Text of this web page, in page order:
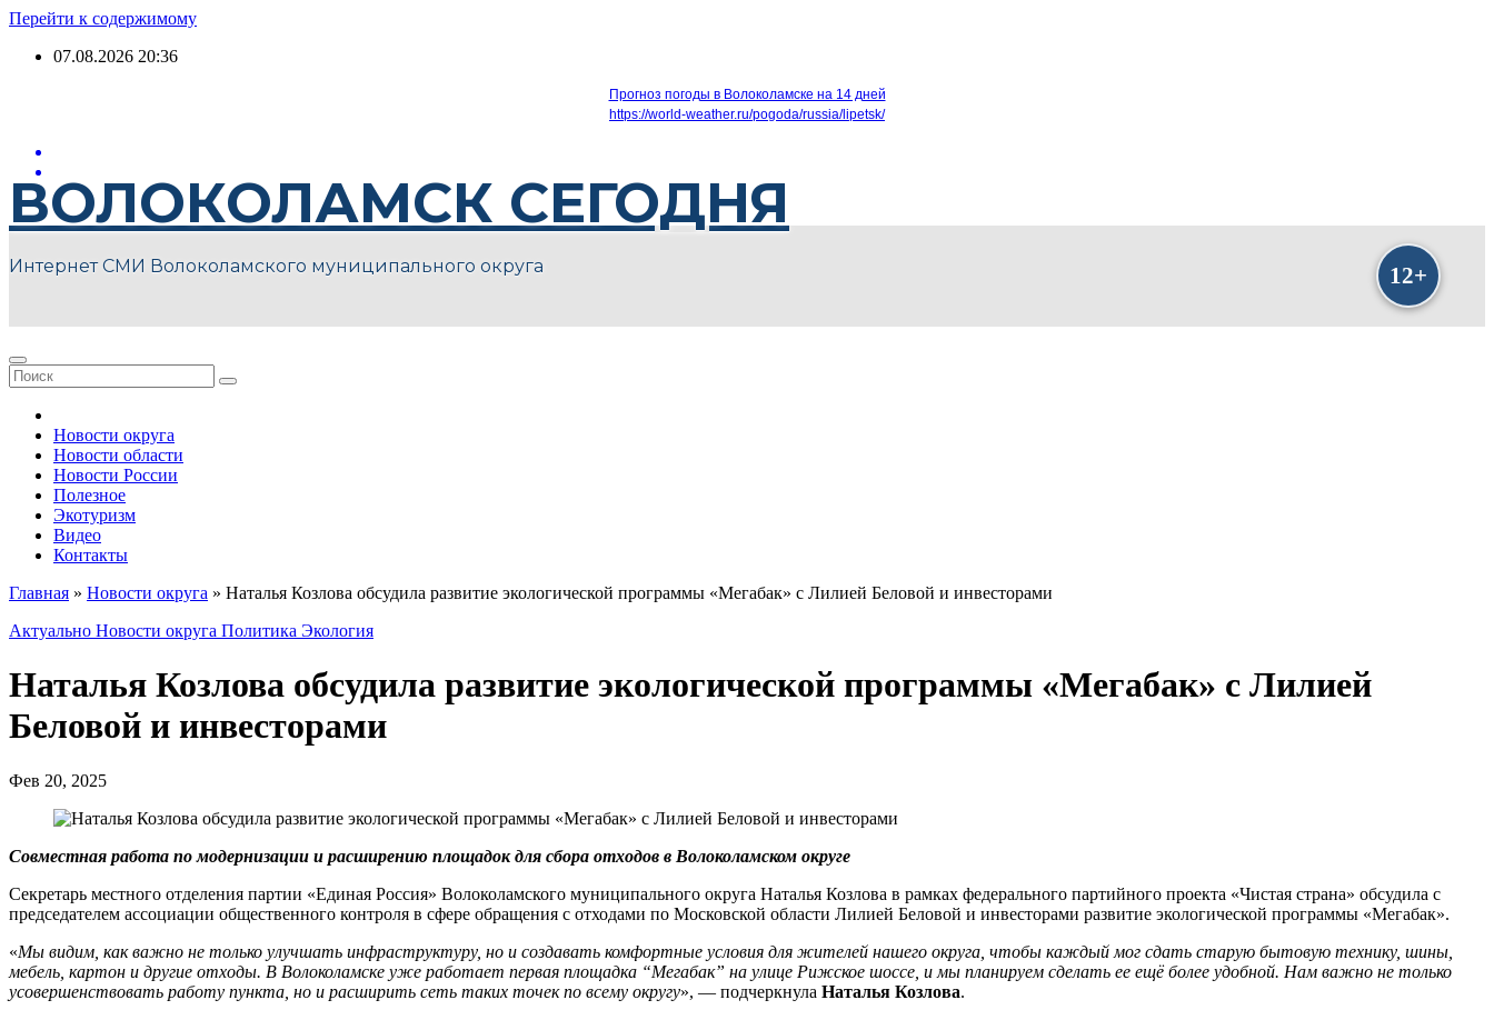
Перейти к содержимому
07.08.2026 20:36
Прогноз погоды в Волоколамске на 14 дней
https://world-weather.ru/pogoda/russia/lipetsk/
ВОЛОКОЛАМСК СЕГОДНЯ
Интернет СМИ Волоколамского муниципального округа
Новости округа
Новости области
Новости России
Полезное
Экотуризм
Видео
Контакты
Главная » Новости округа » Наталья Козлова обсудила развитие экологической программы «Мегабак» с Лилией Беловой и инвесторами
Актуально Новости округа Политика Экология
Наталья Козлова обсудила развитие экологической программы «Мегабак» с Лилией
Беловой и инвесторами
Фев 20, 2025
Совместная работа по модернизации и расширению площадок для сбора отходов в Волоколамском округе
Секретарь местного отделения партии «Единая Россия» Волоколамского муниципального округа Наталья Козлова в рамках федерального партийного проекта «Чистая страна» обсудила с
председателем ассоциации общественного контроля в сфере обращения с отходами по Московской области Лилией Беловой и инвесторами развитие экологической программы «Мегабак».
«Мы видим, как важно не только улучшать инфраструктуру, но и создавать комфортные условия для жителей нашего округа, чтобы каждый мог сдать старую бытовую технику, шины,
мебель, картон и другие отходы. В Волоколамске уже работает первая площадка “Мегабак” на улице Рижское шоссе, и мы планируем сделать ее ещё более удобной. Нам важно не только
усовершенствовать работу пункта, но и расширить сеть таких точек по всему округу», — подчеркнула Наталья Козлова.